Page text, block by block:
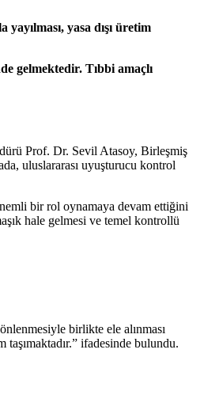
yasa dışı üretim
gelmektedir. Tıbbi amaçlı
Prof. Dr. Sevil Atasoy, Birleşmiş
uluslararası uyuşturucu kontrol
bir rol oynamaya devam ettiğini
hale gelmesi ve temel kontrollü
birlikte ele alınması
ifadesinde bulundu.